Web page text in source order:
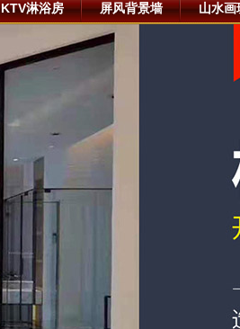
KTV淋浴房 屏风背景墙 山水画